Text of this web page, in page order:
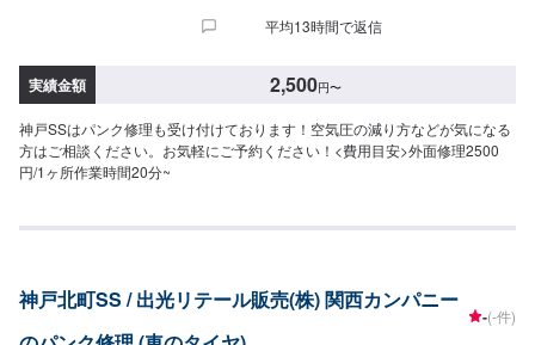
平均13時間で返信
実績金額 2,500円〜
神戸SSはパンク修理も受け付けております！空気圧の減り方などが気になる
方はご相談ください。お気軽にご予約ください！<費用目安>外面修理2500
円/1ヶ所作業時間20分~
神戸北町SS / 出光リテール販売(株) 関西カンパニー
-(-件)